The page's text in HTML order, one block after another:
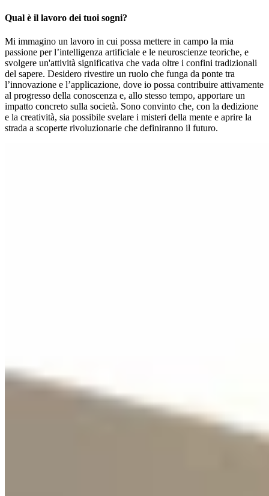
Qual è il lavoro dei tuoi sogni?
Mi immagino un lavoro in cui possa mettere in campo la mia
passione per l’intelligenza artificiale e le neuroscienze teoriche, e
svolgere un'attività significativa che vada oltre i confini tradizionali
del sapere. Desidero rivestire un ruolo che funga da ponte tra
l’innovazione e l’applicazione, dove io possa contribuire attivamente
al progresso della conoscenza e, allo stesso tempo, apportare un
impatto concreto sulla società. Sono convinto che, con la dedizione
e la creatività, sia possibile svelare i misteri della mente e aprire la
strada a scoperte rivoluzionarie che definiranno il futuro.